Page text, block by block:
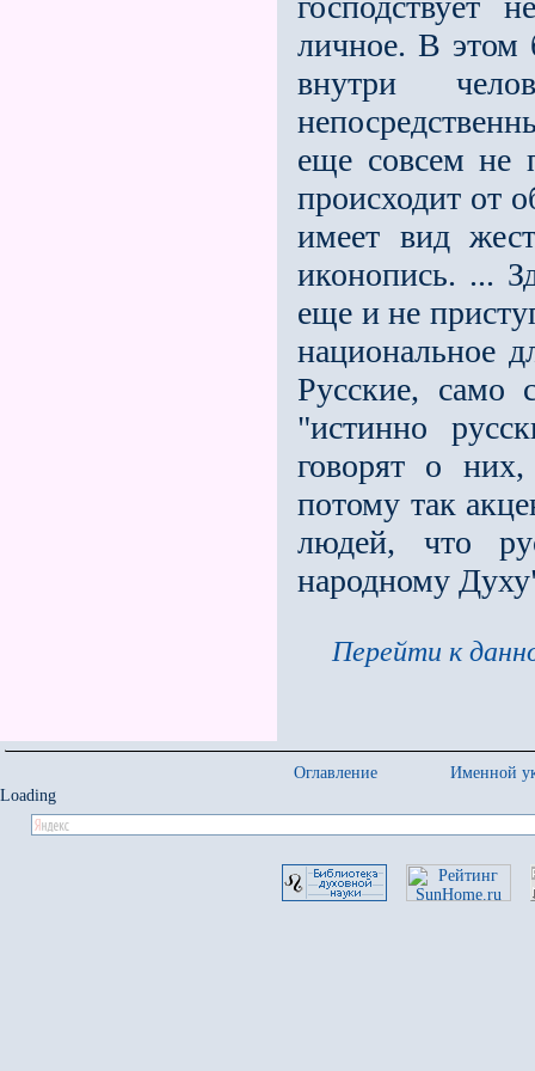
личное. В этом
внутри
еще совсем не
происходит от
имеет вид
иконопись. ...
еще и не
национальное
Русские, само
"истинно
говорят о
потому так
людей, что
народному
Перейти к
Оглавление
Именной
Loading